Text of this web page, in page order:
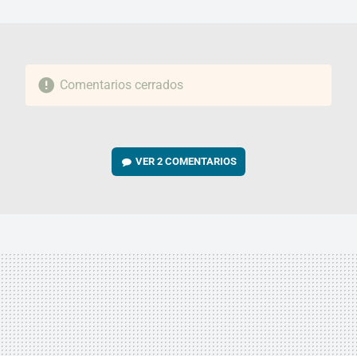
Comentarios cerrados
VER2 COMENTARIOS